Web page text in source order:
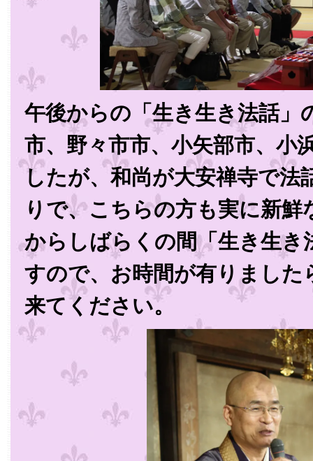
午後からの「生き生き法話」
市、野々市市、小矢部市、小
したが、和尚が大安禅寺で法
りで、こちらの方も実に新鮮
からしばらくの間「生き生き
すので、お時間が有りました
来てください。